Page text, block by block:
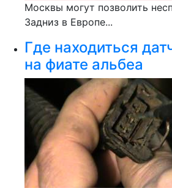
Москвы могут позволить
Задниз в Европе...
Где находиться
на фиате альбеа